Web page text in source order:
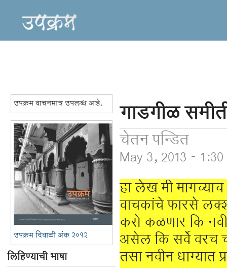
उपक्रम वाचनमात्र उपलब्ध आहे.
उपक्रम दिवाळी अंक २०१२
लिहिण्याची भाषा
गाडगीळ
चेतन पन्डित
May 3, 2013 -
हा लेख मी
वाचकांचे फारसे
कसे कळणार कि
असेल कि सर्वे वरच
तसा नवीन